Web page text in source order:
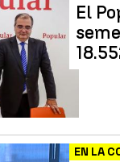
El
EN LA